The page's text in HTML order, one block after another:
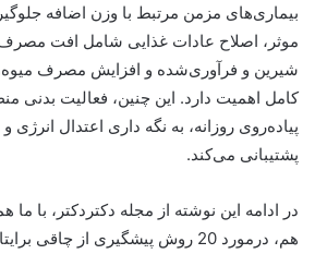
بیماری‌های مزمن مرتبط با وزن اضافه
موثر، اصلاح عادات غذایی شامل افت
شیرین و فرآوری‌شده و افزایش مصرف
کامل اهمیت دارد. این چنین، فعالیت بدنی
پیاده‌روی روزانه، به نگه داری اعتدال
پشتیبانی می‌کند.
در ادامه این نوشته از مجله دکتردکتر، با ما
هم، درمورد 20 روش پیشگیری از